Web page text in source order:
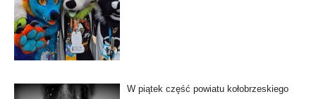
W piątek część powiatu kołobrzeskiego